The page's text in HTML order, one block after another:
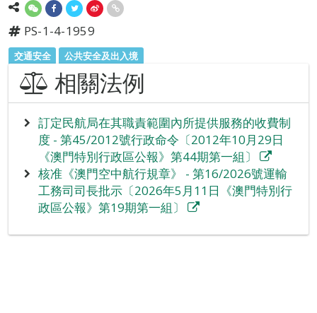
PS-1-4-1959
交通安全 公共安全及出入境
相關法例
訂定民航局在其職責範圍內所提供服務的收費制
度 - 第45/2012號行政命令〔2012年10月29日
《澳門特別行政區公報》第44期第一組〕
核准《澳門空中航行規章》 - 第16/2026號運輸
工務司司長批示〔2026年5月11日《澳門特別行
政區公報》第19期第一組〕